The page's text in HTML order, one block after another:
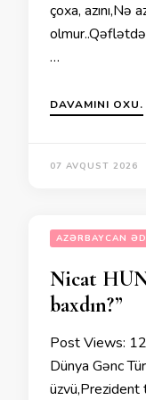
çoxa, azını,Nə
…
DAVAMINI OXU.
07 AVQUST 2026
AZƏRBAYCAN
Nicat
baxdın?”
Post Views:
Dünya Gənc
üzvü,Prezident